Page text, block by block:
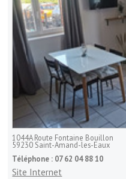
1044A Route Fontaine Bouillon
59230 Saint-Amand-les-Eaux
Téléphone : 07 62 04 88 10
Site Internet